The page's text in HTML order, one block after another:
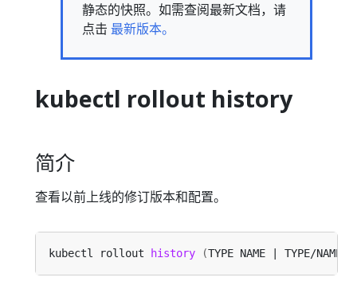
静态的快照。如需查阅最新文档，请
点击 最新版本。
kubectl rollout history
简介
查看以前上线的修订版本和配置。
kubectl rollout history (TYPE NAME | TYPE/NAME